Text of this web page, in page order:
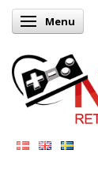
SkifteMenu